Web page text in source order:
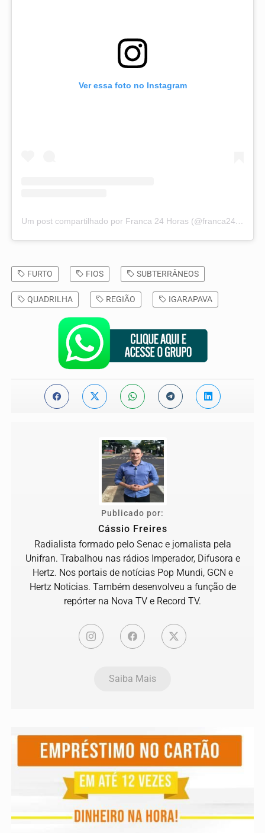
Ver essa foto no Instagram
Um post compartilhado por Franca 24 Horas (@franca24horas)
FURTO FIOS SUBTERRÂNEOS
QUADRILHA REGIÃO IGARAPAVA
Publicado por:
Cássio Freires
Radialista formado pelo Senac e jornalista pela
Unifran. Trabalhou nas rádios Imperador, Difusora e
Hertz. Nos portais de notícias Pop Mundi, GCN e
Hertz Noticias. Também desenvolveu a função de
repórter na Nova TV e Record TV.
Saiba Mais